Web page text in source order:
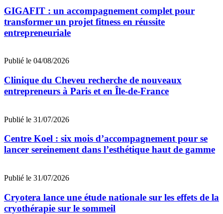
GIGAFIT : un accompagnement complet pour
transformer un projet fitness en réussite
entrepreneuriale
Publié le 04/08/2026
Clinique du Cheveu recherche de nouveaux
entrepreneurs à Paris et en Île-de-France
Publié le 31/07/2026
Centre Koel : six mois d’accompagnement pour se
lancer sereinement dans l’esthétique haut de gamme
Publié le 31/07/2026
Cryotera lance une étude nationale sur les effets de la
cryothérapie sur le sommeil